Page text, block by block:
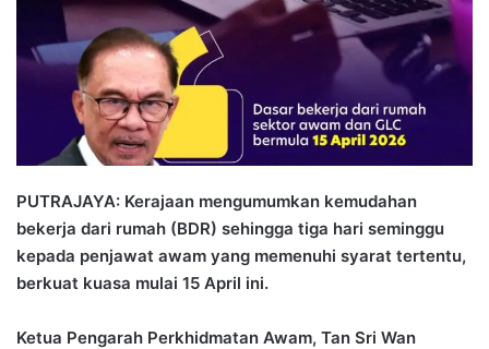
e
m
i
l
PUTRAJAYA: Kerajaan mengumumkan kemudahan
bekerja dari rumah (BDR) sehingga tiga hari seminggu
kepada penjawat awam yang memenuhi syarat tertentu,
berkuat kuasa mulai 15 April ini.
Ketua Pengarah Perkhidmatan Awam, Tan Sri Wan